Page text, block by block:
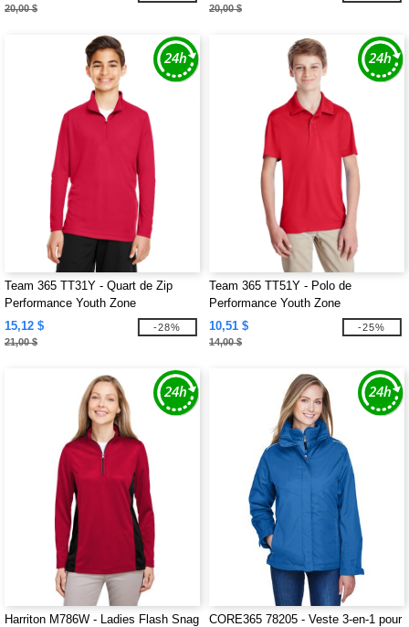
20,00 $ 20,00 $
Team 365 TT31Y - Quart de Zip
Performance Youth Zone
15,12 $
21,00 $
-28%
Team 365 TT51Y - Polo de
Performance Youth Zone
10,51 $
14,00 $
-25%
Harriton M786W - Ladies Flash Snag
CORE365 78205 - Veste 3-en-1 pour